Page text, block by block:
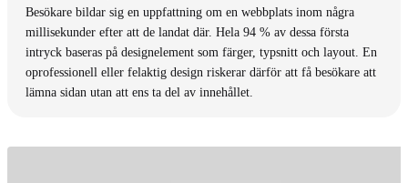
Besökare bildar sig en uppfattning om en webbplats inom några
millisekunder efter att de landat där. Hela 94 % av dessa första
intryck baseras på designelement som färger, typsnitt och layout. En
oprofessionell eller felaktig design riskerar därför att få besökare att
lämna sidan utan att ens ta del av innehållet.